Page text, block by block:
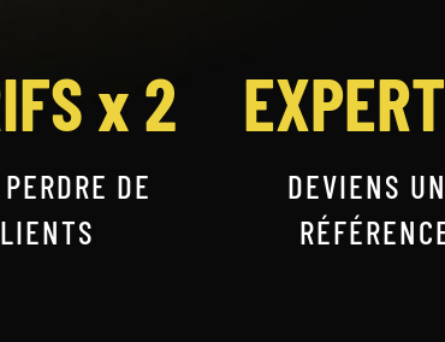
x 2
DE
DEVIENS